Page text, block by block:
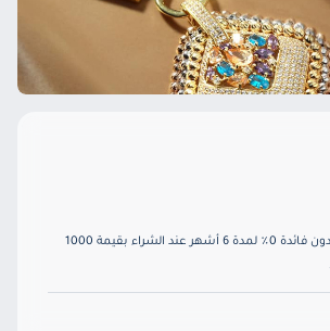
استمتع بالتقسيط بدون فائدة 0٪ لمدة 6 أشهر عند الشراء بقيمة 1000